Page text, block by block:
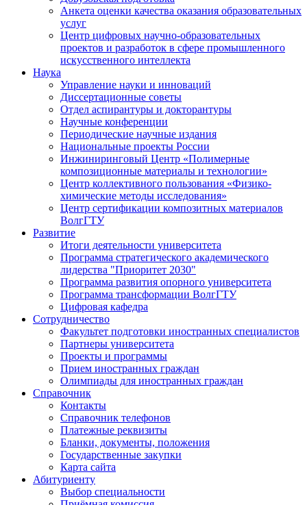
Анкета оценки качества оказания образовательных
услуг
Центр цифровых научно-образовательных
проектов и разработок в сфере промышленного
искусственного интеллекта
Наука
Управление науки и инноваций
Диссертационные советы
Отдел аспирантуры и докторантуры
Научные конференции
Периодические научные издания
Национальные проекты России
Инжиниринговый Центр «Полимерные
композиционные материалы и технологии»
Центр коллективного пользования «Физико-
химические методы исследования»
Центр сертификации композитных материалов
ВолгГТУ
Развитие
Итоги деятельности университета
Программа стратегического академического
лидерства "Приоритет 2030"
Программа развития опорного университета
Программа трансформации ВолгГТУ
Цифровая кафедра
Сотрудничество
Факультет подготовки иностранных специалистов
Партнеры университета
Проекты и программы
Прием иностранных граждан
Олимпиады для иностранных граждан
Справочник
Контакты
Справочник телефонов
Платежные реквизиты
Бланки, документы, положения
Государственные закупки
Карта сайта
Абитуриенту
Выбор специальности